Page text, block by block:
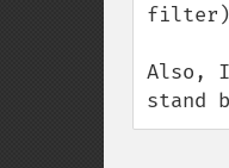
filter)
Also, I
stand